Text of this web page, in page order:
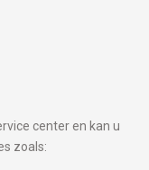
center en kan u
zoals: